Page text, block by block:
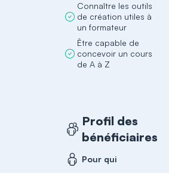
Connaître les outils
de création utiles à
un formateur
Être capable de
concevoir un cours
de A à Z
Profil des
bénéficiaires
Pour qui